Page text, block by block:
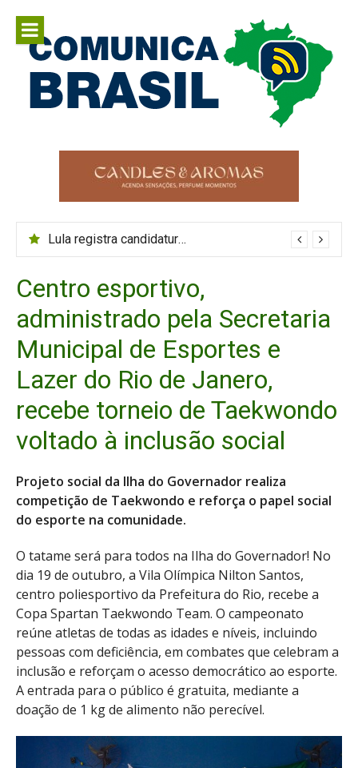
para
conteúdo
Comunica
Brasil
Comunicar é fortalecer o Brasil
Lula registra candidatura à Presidência no TSE com patrimônio 35,68% menor
Centro esportivo,
administrado pela Secretaria
Municipal de Esportes e
Lazer do Rio de Janero,
recebe torneio de Taekwondo
voltado à inclusão social
Projeto social da Ilha do Governador realiza
competição de Taekwondo e reforça o papel social
do esporte na comunidade.
O tatame será para todos na Ilha do Governador! No
dia 19 de outubro, a Vila Olímpica Nilton Santos,
centro poliesportivo da Prefeitura do Rio, recebe a
Copa Spartan Taekwondo Team. O campeonato
reúne atletas de todas as idades e níveis, incluindo
pessoas com deficiência, em combates que celebram a
inclusão e reforçam o acesso democrático ao esporte.
A entrada para o público é gratuita, mediante a
doação de 1 kg de alimento não perecível.